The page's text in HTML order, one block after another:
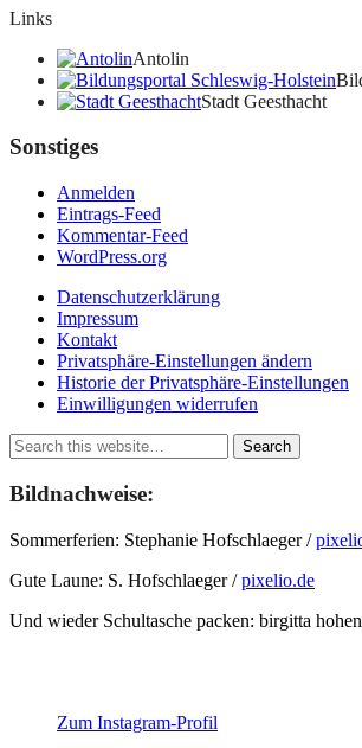
Links
Antolin
Stadt Geesthacht
Sonstiges
Anmelden
Eintrags-Feed
Kommentar-Feed
WordPress.org
Datenschutzerklärung
Impressum
Kontakt
Privatsphäre-Einstellungen ändern
Historie der Privatsphäre-Einstellungen
Einwilligungen widerrufen
Bildnachweise:
Sommerferien: Stephanie Hofschlaeger /
Gute Laune: S. Hofschlaeger /pixelio.de
Und wieder Schultasche packen: birgitta
Zum Instagram-Profil